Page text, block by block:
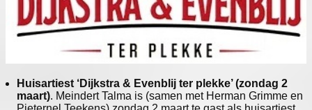
Huisartiest ‘Dijkstra & Evenblij ter plekke’ (zondag 2
maart). Meindert Talma is (samen met Herman Grimme en